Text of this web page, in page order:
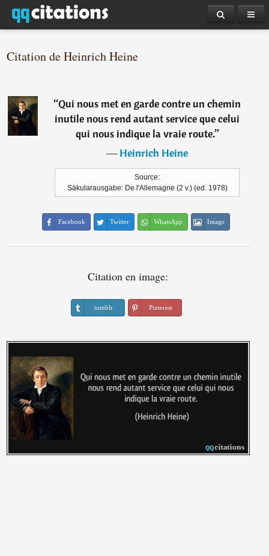
Citation de Heinrich Heine
“Qui nous met en garde contre un chemin
inutile nous rend autant service que celui
qui nous indique la vraie route.”
―Heinrich Heine
Source:
Säkularausgabe: De l'Allemagne (2 v.) (ed. 1978)
Facebook Twitter WhatsApp Image
Citation en image:
tumblr Pinterest